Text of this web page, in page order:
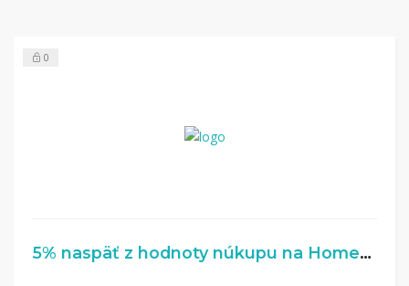
0
5% naspäť z hodnoty núkupu na HomePoint.sk